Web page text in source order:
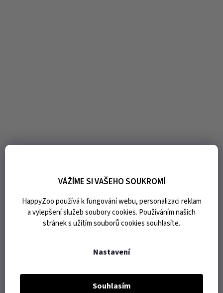
VÁŽÍME SI VAŠEHO SOUKROMÍ
HappyZoo používá k fungování webu, personalizaci reklam
a vylepšení služeb soubory cookies. Používáním našich
stránek s užitím souborů cookies souhlasíte.
Nastavení
Souhlasím